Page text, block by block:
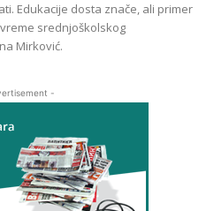
Edukacije dosta znače, ali primer
srednjoškolskog
Mirković.
-